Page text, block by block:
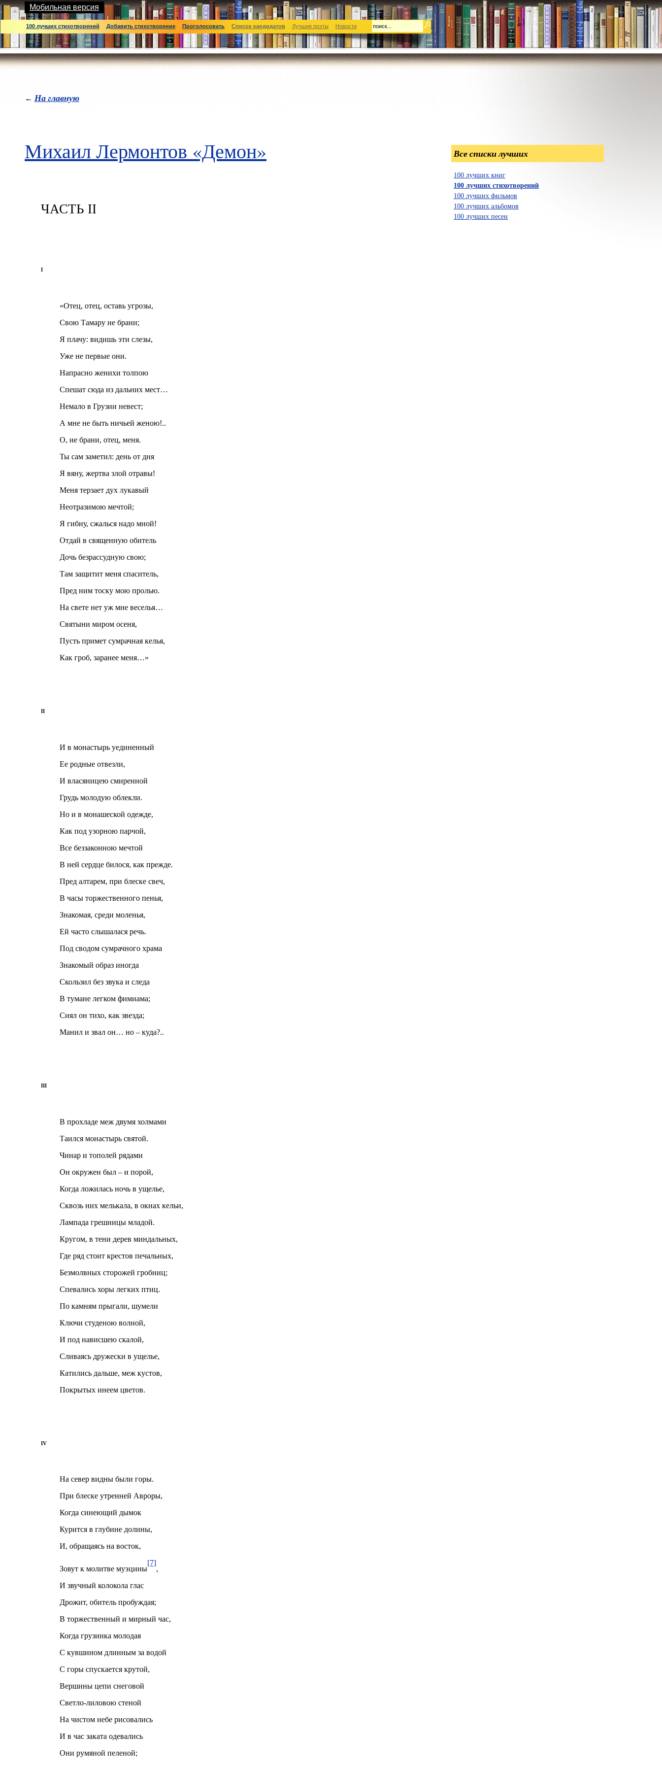
Мобильная версия
100 лучших стихотворений Добавить стихотворение Проголосовать Список кандидатов Лучшие поэты Новости
← На главную
Михаил Лермонтов «Демон»
ЧАСТЬ II
I
«Отец, отец, оставь угрозы,
Свою Тамару не брани;
Я плачу: видишь эти слезы,
Уже не первые они.
Напрасно женихи толпою
Спешат сюда из дальних мест…
Немало в Грузии невест;
А мне не быть ничьей женою!..
О, не брани, отец, меня.
Ты сам заметил: день от дня
Я вяну, жертва злой отравы!
Меня терзает дух лукавый
Неотразимою мечтой;
Я гибну, сжалься надо мной!
Отдай в священную обитель
Дочь безрассудную свою;
Там защитит меня спаситель,
Пред ним тоску мою пролью.
На свете нет уж мне веселья…
Святыни миром осеня,
Пусть примет сумрачная келья,
Как гроб, заранее меня…»
II
И в монастырь уединенный
Ее родные отвезли,
И власяницею смиренной
Грудь молодую облекли.
Но и в монашеской одежде,
Как под узорною парчой,
Все беззаконною мечтой
В ней сердце билося, как прежде.
Пред алтарем, при блеске свеч,
В часы торжественного пенья,
Знакомая, среди моленья,
Ей часто слышалася речь.
Под сводом сумрачного храма
Знакомый образ иногда
Скользил без звука и следа
В тумане легком фимиама;
Сиял он тихо, как звезда;
Манил и звал он… но – куда?..
III
В прохладе меж двумя холмами
Таился монастырь святой.
Чинар и тополей рядами
Он окружен был – и порой,
Когда ложилась ночь в ущелье,
Сквозь них мелькала, в окнах кельи,
Лампада грешницы младой.
Кругом, в тени дерев миндальных,
Где ряд стоит крестов печальных,
Безмолвных сторожей гробниц;
Спевались хоры легких птиц.
По камням прыгали, шумели
Ключи студеною волной,
И под нависшею скалой,
Сливаясь дружески в ущелье,
Катились дальше, меж кустов,
Покрытых инеем цветов.
IV
На север видны были горы.
При блеске утренней Авроры,
Когда синеющий дымок
Курится в глубине долины,
И, обращаясь на восток,
Зовут к молитве муэцины
[7]
,
И звучный колокола глас
Дрожит, обитель пробуждая;
В торжественный и мирный час,
Когда грузинка молодая
С кувшином длинным за водой
С горы спускается крутой,
Вершины цепи снеговой
Светло-лиловою стеной
На чистом небе рисовались
И в час заката одевались
Они румяной пеленой;
Все списки лучших
100 лучших книг
100 лучших стихотворений
100 лучших фильмов
100 лучших альбомов
100 лучших песен